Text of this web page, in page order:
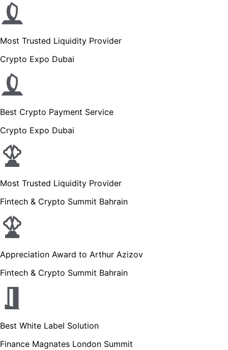
Most Trusted Liquidity Provider
Crypto Expo Dubai
Best Crypto Payment Service
Crypto Expo Dubai
Most Trusted Liquidity Provider
Fintech & Crypto Summit Bahrain
Appreciation Award to Arthur Azizov
Fintech & Crypto Summit Bahrain
Best White Label Solution
Finance Magnates London Summit